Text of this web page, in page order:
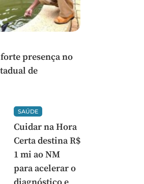
presença no
de
SAÚDE
Cuidar na Hora
Certa destina R$
1 mi ao NM
para acelerar o